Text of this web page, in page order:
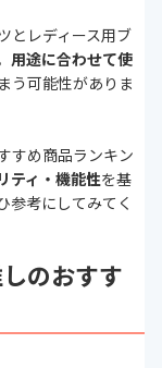
とレディース用ブ
用途に合わせて使
う可能性がありま
すめ商品ランキン
ティ・機能性を基
参考にしてみてく
のおすす